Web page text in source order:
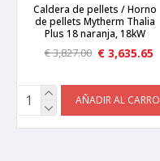
Caldera de pellets / Horno
de pellets Mytherm Thalia
Plus 18 naranja, 18kW
€ 3,635.65
€ 3,827.00
AÑADIR AL CARRO